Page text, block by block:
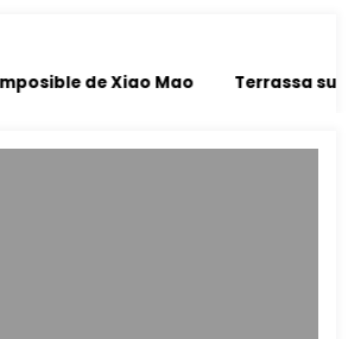
de Xiao Mao Terrassa